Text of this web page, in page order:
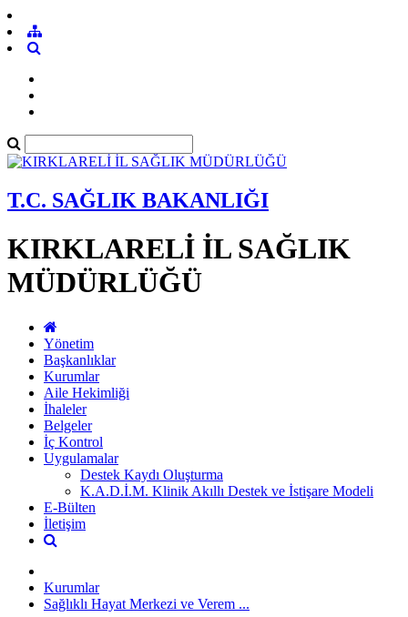
T.C. SAĞLIK BAKANLIĞI
KIRKLARELİ İL SAĞLIK
MÜDÜRLÜĞÜ
Yönetim
Başkanlıklar
Kurumlar
Aile Hekimliği
İhaleler
Belgeler
İç Kontrol
Uygulamalar
Destek Kaydı Oluşturma
K.A.D.İ.M. Klinik Akıllı Destek ve İstişare Modeli
E-Bülten
İletişim
Kurumlar
Sağlıklı Hayat Merkezi ve Verem ...